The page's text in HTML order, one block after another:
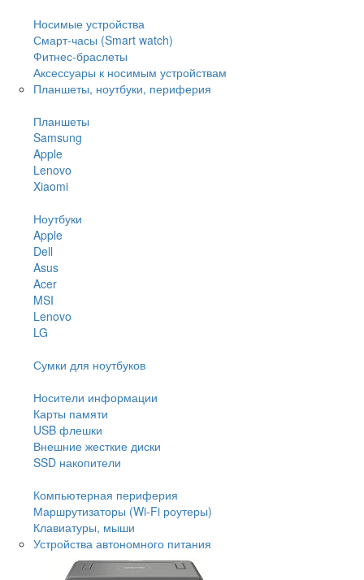
Носимые устройства
Смарт-часы (Smart watch)
Фитнес-браслеты
Аксессуары к носимым устройствам
Планшеты, ноутбуки, периферия
Планшеты
Samsung
Apple
Lenovo
Xiaomi
Ноутбуки
Apple
Dell
Asus
Acer
MSI
Lenovo
LG
Сумки для ноутбуков
Носители информации
Карты памяти
USB флешки
Внешние жесткие диски
SSD накопители
Компьютерная периферия
Маршрутизаторы (Wi-Fi роутеры)
Клавиатуры, мыши
Устройства автономного питания